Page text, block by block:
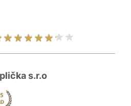
s.r.o